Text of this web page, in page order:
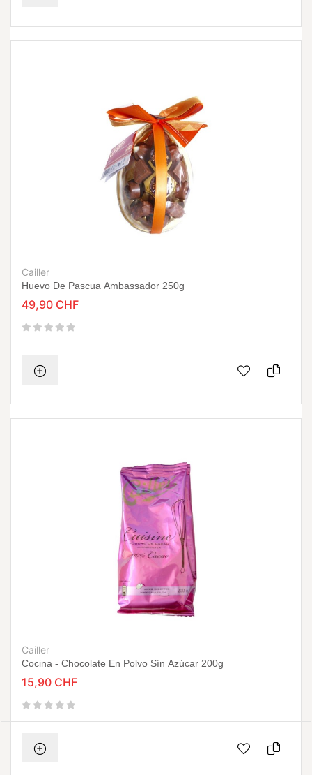
Cailler
Huevo De Pascua Ambassador 250g
49,90 CHF
Cailler
Cocina - Chocolate En Polvo Sín Azúcar 200g
15,90 CHF